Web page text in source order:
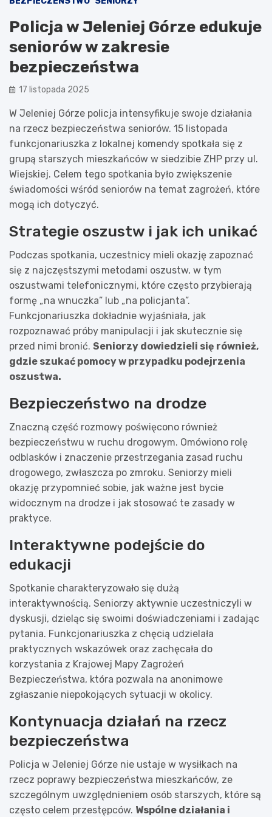
Policja w Jeleniej Górze edukuje
seniorów w zakresie
bezpieczeństwa
17 listopada 2025
W Jeleniej Górze policja intensyfikuje swoje działania
na rzecz bezpieczeństwa seniorów. 15 listopada
funkcjonariuszka z lokalnej komendy spotkała się z
grupą starszych mieszkańców w siedzibie ZHP przy ul.
Wiejskiej. Celem tego spotkania było zwiększenie
świadomości wśród seniorów na temat zagrożeń, które
mogą ich dotyczyć.
Strategie oszustw i jak ich unikać
Podczas spotkania, uczestnicy mieli okazję zapoznać
się z najczęstszymi metodami oszustw, w tym
oszustwami telefonicznymi, które często przybierają
formę „na wnuczka” lub „na policjanta”.
Funkcjonariuszka dokładnie wyjaśniała, jak
rozpoznawać próby manipulacji i jak skutecznie się
przed nimi bronić. Seniorzy dowiedzieli się również,
gdzie szukać pomocy w przypadku podejrzenia
oszustwa.
Bezpieczeństwo na drodze
Znaczną część rozmowy poświęcono również
bezpieczeństwu w ruchu drogowym. Omówiono rolę
odblasków i znaczenie przestrzegania zasad ruchu
drogowego, zwłaszcza po zmroku. Seniorzy mieli
okazję przypomnieć sobie, jak ważne jest bycie
widocznym na drodze i jak stosować te zasady w
praktyce.
Interaktywne podejście do
edukacji
Spotkanie charakteryzowało się dużą
interaktywnością. Seniorzy aktywnie uczestniczyli w
dyskusji, dzieląc się swoimi doświadczeniami i zadając
pytania. Funkcjonariuszka z chęcią udzielała
praktycznych wskazówek oraz zachęcała do
korzystania z Krajowej Mapy Zagrożeń
Bezpieczeństwa, która pozwala na anonimowe
zgłaszanie niepokojących sytuacji w okolicy.
Kontynuacja działań na rzecz
bezpieczeństwa
Policja w Jeleniej Górze nie ustaje w wysiłkach na
rzecz poprawy bezpieczeństwa mieszkańców, ze
szczególnym uwzględnieniem osób starszych, które są
często celem przestępców. Wspólne działania i